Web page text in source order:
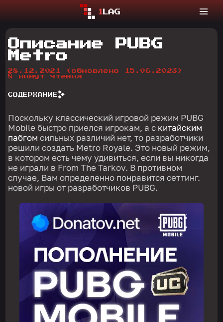
Описание PUBG
Metro
28.12.2021
(обновлено 15.06.2023)
8 минут чтения
СОДЕРЖАНИЕ
Поскольку классический игровой режим PUBG
Mobile быстро приелся игрокам, а с китайским
пабгом сильных различий нет, то разработчики
решили создать Metro Royale. Это новый режим,
в котором есть чему удивиться, если вы никогда
не играли в From The Tarkov. В противном
случае, Вам определенно понравится сеттинг.
новой игры от разработчиков PUBG.